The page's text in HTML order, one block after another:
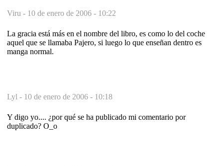
Viru - 10 de enero de 2006 - 10:22
La gracia está más en el nombre del libro, es como lo del coche
aquel que se llamaba Pajero, si luego lo que enseñan dentro es
manga normal.
Lyl - 10 de enero de 2006 - 10:18
Y digo yo.... ¿por qué se ha publicado mi comentario por
duplicado? O_o